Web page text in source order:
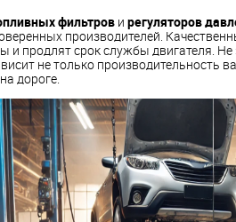
фильтрови регуляторов
производителей.
и продлят срок службы двигателя. Не
не только производительность
дороге.